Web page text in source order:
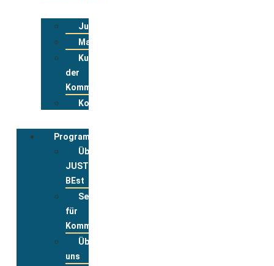
Jugendwohnkonzepte
Materialpool
Kurzportraits
der
Kommunen
Kontakt
Programmbegleitung
Über
JUST
BEst
Service
für
Kommunen
Über
uns